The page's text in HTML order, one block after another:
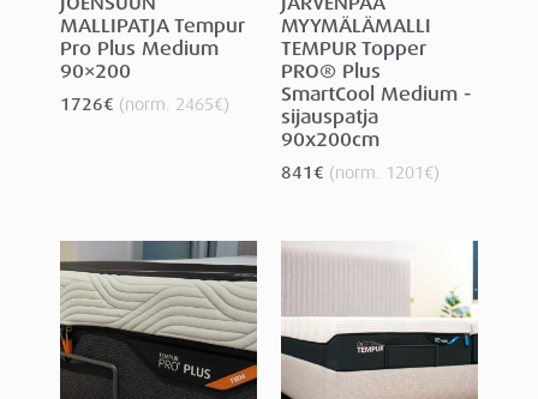
MALLIPATJA Tempur
Pro Plus Medium
90×200
1726€ (norm. 2465€)
MYYMÄLÄMALLI
TEMPUR Topper
PRO® Plus
SmartCool Medium -
sijauspatja
90x200cm
841€ (norm. 1201€)